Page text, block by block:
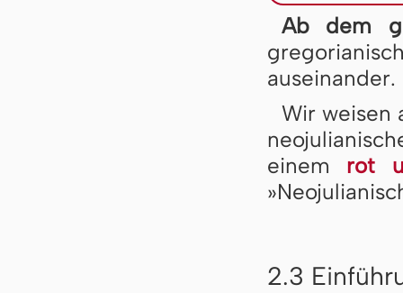
Ab dem
auseinander.
Wir weisen
einem rot
2.3